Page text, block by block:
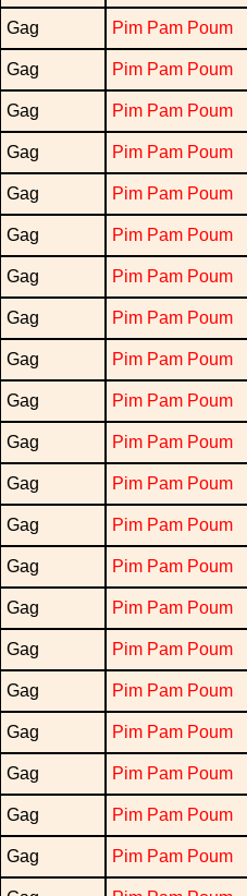
Gag Pim Pam Poum
Gag Pim Pam Poum
Gag Pim Pam Poum
Gag Pim Pam Poum
Gag Pim Pam Poum
Gag Pim Pam Poum
Gag Pim Pam Poum
Gag Pim Pam Poum
Gag Pim Pam Poum
Gag Pim Pam Poum
Gag Pim Pam Poum
Gag Pim Pam Poum
Gag Pim Pam Poum
Gag Pim Pam Poum
Gag Pim Pam Poum
Gag Pim Pam Poum
Gag Pim Pam Poum
Gag Pim Pam Poum
Gag Pim Pam Poum
Gag Pim Pam Poum
Gag Pim Pam Poum